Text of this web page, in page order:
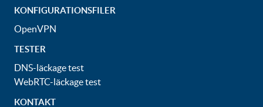
KONFIGURATIONSFILER
OpenVPN
TESTER
DNS-läckage test
WebRTC-läckage test
KONTAKT